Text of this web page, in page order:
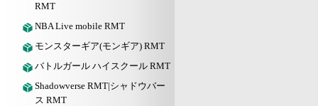
RMT
NBA Live mobile RMT
モンスターギア(モンギア) RMT
バトルガール ハイスクール RMT
Shadowverse RMT|シャドウバー
ス RMT